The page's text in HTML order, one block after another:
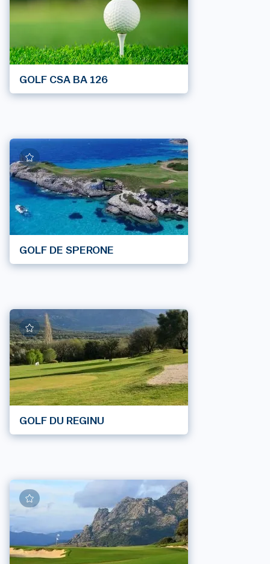
GOLF CSA BA 126
GOLF DE SPERONE
GOLF DU REGINU